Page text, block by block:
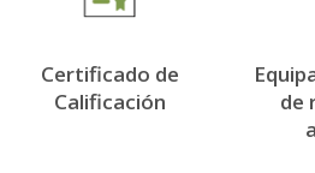
NCertificado de
Calificación
de